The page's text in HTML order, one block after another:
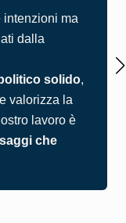
intenzioni ma
dalla
solido,
valorizza la
lavoro è
che